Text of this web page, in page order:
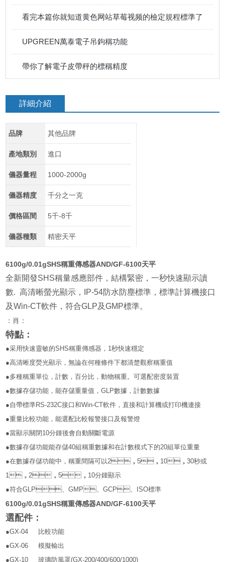
看完本篇你就知道黄色网站草莓视频的檢定規程標準了
UPGREEN萬泰電子吊鉤稱功能
帶你了解電子皮帶秤的標稱精度
詳細介紹
品牌 其他品牌
產地類別 進口
儀器量程 1000-2000g
儀器精度 千分之一克
價格區間 5千-8千
儀器種類 精密天平
6100g/0.01gSHS稱重傳感器AND/GF-6100天平
全新開發SHS稱量感應部件，結構緊密，一秒快速顯示讀
數.高清晰螢光顯示， IP-54防水防塵標準，標準計算機接口
及Win-CT軟件，符合GLP及GMP標準。
：肖：
特點：
●采用快速靈敏的SHS稱重傳感器， 1秒快速穩定
●高清晰度熒光顯示，無論在何種條件下都清楚觀察稱重值
●多種稱重單位，計數，百分比，動物稱重。可選配密度裝置
●數據存儲功能，能存儲重量值，GLP數據，計數數據
●自帶標準RS-232C接口和Win-CT軟件，直接和計算機或打印機連接
●重量比較功能，能選配比較報警接口及報警燈
●當顯示關閉 10分鍾後會自動關斷電源
●數據存儲功能能存儲40組稱重數據和在計數模式下的20組單位重量
●在數據存儲功能中，稱重間隔可以2，5， 10，30秒或
1，2，5， 10分鍾顯示
●符合GLP、GMP、GCP、 ISO標準
6100g/0.01gSHS稱重傳感器AND/GF-6100天平
選配件：
●GX-04
比較功能
●GX-06模擬輸出
●GX-10玻璃防風罩(GX-200/400/600/1000)